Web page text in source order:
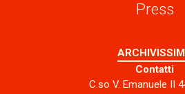
Press
Contatti
C.so V. Emanuele II